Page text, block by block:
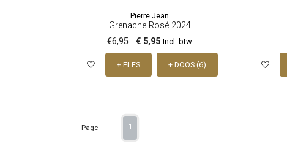
Pierre Jean
Grenache Rosé 2024
€6,95 € 5,95 Incl. btw
+ FLES + DOOS (6)
Page 1